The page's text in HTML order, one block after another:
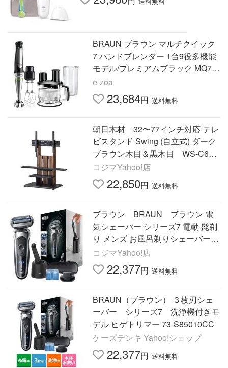
BRAUN ブラウン マルチクイック
7 ハンドブレンダー 1台9役多機能
モデル/プレミアムブラック MQ70
75XB(2682886)
e-zoa
23,684円 送料無料
朝日木材 32〜77インチ対応 テレ
ビスタンド Swing (自立式) ダーク
ブラウン木目＆黒木目 WS-C690
-DB
コジマYahoo!店
22,850円 送料無料
ブラウン BRAUN ブラウン 電
気シェーバー シリーズ7 電動 髭剃
り メンズ お風呂剃りシェーバー 7
3-S85010cc 洗浄器付きモデル シ
ルバー 73-S85010CC
コジマYahoo!店
22,377円 送料無料
BRAUN（ブラウン） ３枚刃シェ
ーバー シリーズ7 洗浄機付きモ
デル ヒゲトリマー 73-S85010CC
ケーズデンキ Yahoo!ショップ
22,377円 送料無料